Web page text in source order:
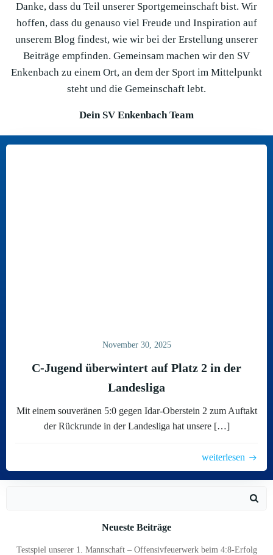
Danke, dass du Teil unserer Sportgemeinschaft bist. Wir
hoffen, dass du genauso viel Freude und Inspiration auf
unserem Blog findest, wie wir bei der Erstellung unserer
Beiträge empfinden. Gemeinsam machen wir den SV
Enkenbach zu einem Ort, an dem der Sport im Mittelpunkt
steht und die Gemeinschaft lebt.
Dein SV Enkenbach Team
November 30, 2025
C-Jugend überwintert auf Platz 2 in der
Landesliga
Mit einem souveränen 5:0 gegen Idar-Oberstein 2 zum Auftakt
der Rückrunde in der Landesliga hat unsere […]
weiterlesen
Neueste Beiträge
Testspiel unserer 1. Mannschaft – Offensivfeuerwerk beim 4:8-Erfolg